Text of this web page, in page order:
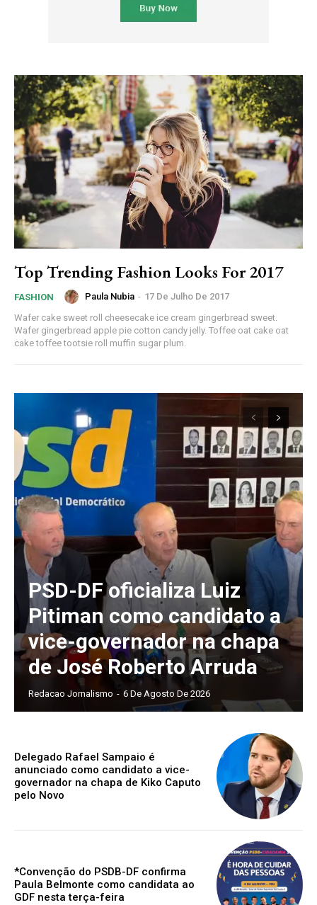
Top Trending Fashion Looks For 2017
FASHION Paula Nubia - 17 De Julho De 2017
Wafer cake sweet roll cheesecake ice cream gingerbread sweet.
Wafer gingerbread apple pie cotton candy jelly. Toffee oat cake oat
cake toffee tootsie roll muffin sugar plum.
PSD-DF oficializa Luiz
Pitiman como candidato a
vice-governador na chapa
de José Roberto Arruda
Redacao Jornalismo - 6 De Agosto De 2026
Delegado Rafael Sampaio é
anunciado como candidato a vice-
governador na chapa de Kiko Caputo
pelo Novo
*Convenção do PSDB-DF confirma
Paula Belmonte como candidata ao
GDF nesta terça-feira